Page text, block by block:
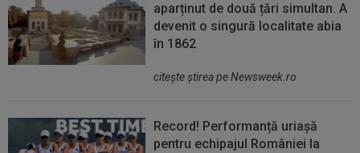
aparținut de două țări simultan. A
devenit o singură localitate abia
în 1862
citeşte ştirea pe Newsweek.ro
Record! Performanță uriașă
pentru echipajul României la